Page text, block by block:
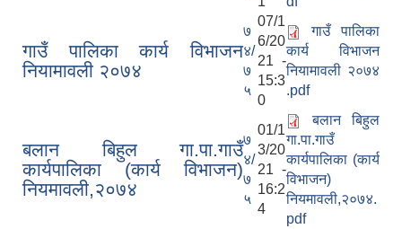
गाउँ पालिका कार्य विभाजन
नियामावली २०७४
७
४/
७
५
07/1
6/20
21 -
15:3
0
गाउँ पालिका
कार्य विभाजन
नियामावली २०७४
.pdf
बलान बिहुल गा.पा.गाउँ
कार्यपालिका (कार्य विभाजन)
नियमावली,२०७४
७
४/
७
५
01/1
3/20
21 -
16:2
4
बलान बिहुल
गा.पा.गाउँ
कार्यपालिका (कार्य
विभाजन)
नियमावली,२०७४.
pdf